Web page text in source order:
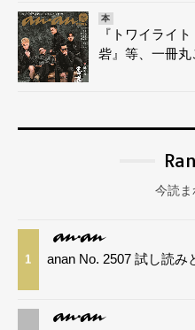
本
『トワイライ
砦』等、一冊丸
今読ま
1 anan No. 2507 試し読み